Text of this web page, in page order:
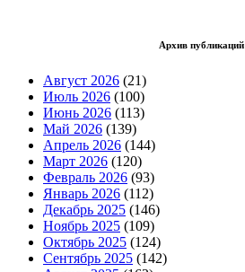
Архив публикаций
Август 2026 (21)
Июль 2026 (100)
Июнь 2026 (113)
Май 2026 (139)
Апрель 2026 (144)
Март 2026 (120)
Февраль 2026 (93)
Январь 2026 (112)
Декабрь 2025 (146)
Ноябрь 2025 (109)
Октябрь 2025 (124)
Сентябрь 2025 (142)